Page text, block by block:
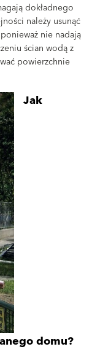
dokładnego
należy usunąć
nie nadają
ścian wodą z
powierzchnie
Jak
domu?